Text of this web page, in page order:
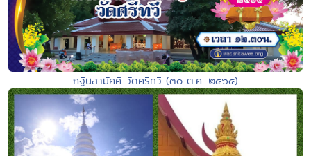
กฐินสามัคคี วัดศรีทวี (๓๐ ต.ค. ๒๕๖๕)